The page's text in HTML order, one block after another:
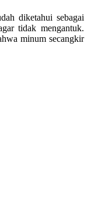
diketahui sebagai
tidak mengantuk.
minum secangkir